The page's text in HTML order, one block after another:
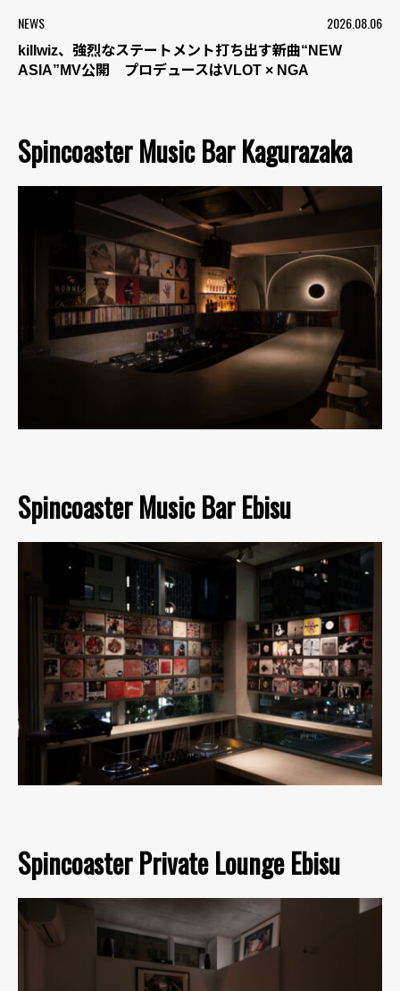
NEWS 2026.08.06
killwiz、強烈なステートメント打ち出す新曲“NEW
ASIA”MV公開 プロデュースはVLOT × NGA
Spincoaster Music Bar Kagurazaka
Spincoaster Music Bar Ebisu
Spincoaster Private Lounge Ebisu